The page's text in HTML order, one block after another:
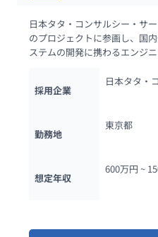
日本タタ・コンサルシー・サ
のプロジェクトに参画し、国
ステムの開発に携わるエンジニ
採用企業
日本タタ・
勤務地
東京都
想定年収
600万円 ~